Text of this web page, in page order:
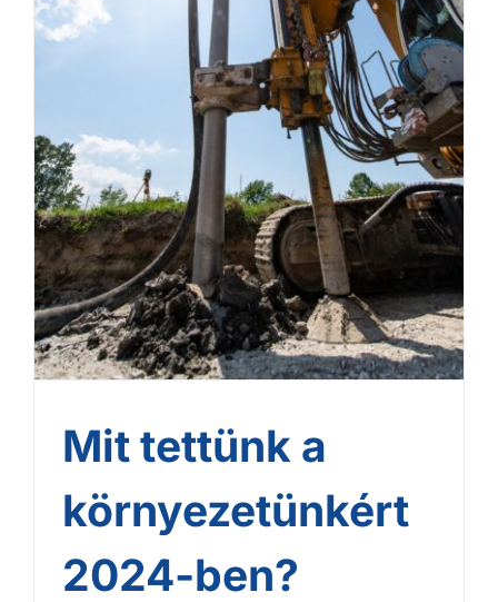
Mit tettünk a
környezetünkért 2024-
ben?
Mit tettünk a
környezetünkért
2024-ben?